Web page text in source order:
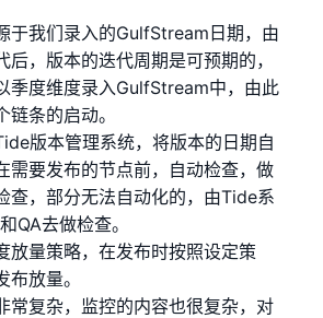
于我们录入的GulfStream日期，由
后，版本的迭代周期是可预期的，
季度维度录入GulfStream中，由此
链条的启动。
版本管理系统，将版本的日期自
需要发布的节点前，自动检查，做
查，部分无法自动化的，由Tide系
QA去做检查。
放量策略，在发布时按照设定策
布放量。
常复杂，监控的内容也很复杂，对